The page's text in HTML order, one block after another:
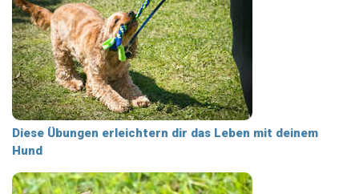
Diese Übungen erleichtern dir das Leben mit deinem
Hund